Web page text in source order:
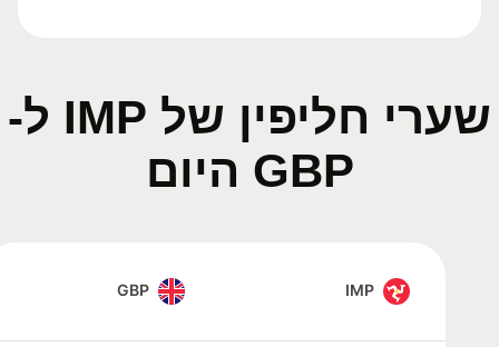
שערי חליפין של IMP ל-
GBP היום
IMP
GBP